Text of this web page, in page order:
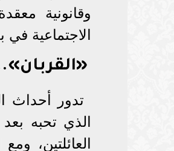
وقانونية
الاجتماعية
تدور أحداث
الذي تحبه
العائلتين،